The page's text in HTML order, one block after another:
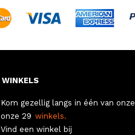
WINKELS
Kom gezellig langs in één van onze
onze 29 winkels.
Vind een winkel bij